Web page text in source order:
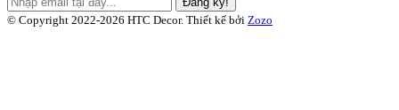
© Copyright 2022-2026 HTC Decor. Thiết kế bởi Zozo